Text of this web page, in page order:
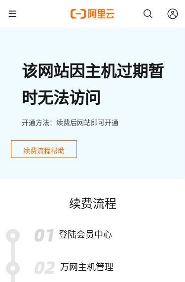
该网站因主机过期暂
时无法访问
开通方法：续费后网站即可开通
续费流程帮助
续费流程
登陆会员中心
万网主机管理